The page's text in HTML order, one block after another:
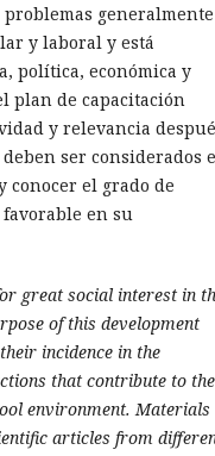
generalmente
y laboral y está
política, económica y
plan de capacitación
y relevancia
ser considerados
el grado de
en su
great social interest in
of this development
incidence in the
that contribute to the
environment. Materials
articles from